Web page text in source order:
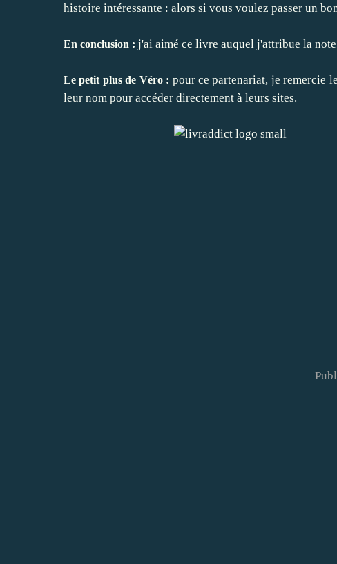
histoire intéressante : alors si vous voulez passer un
En conclusion : j'ai aimé ce livre auquel j'attribue la
Le petit plus de Véro : pour ce partenariat, je remercie
leur nom pour accéder directement à leurs sites.